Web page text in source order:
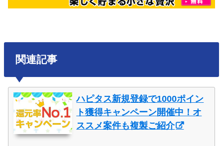
関連記事
ハピタス新規登録で1000ポイン
ト獲得キャンペーン開催中！オ
ススメ案件も複製ご紹介